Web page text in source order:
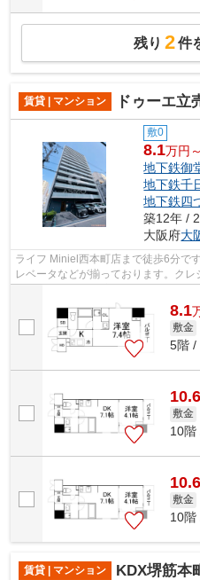
残り 2件
賃貸 | マンション ドゥーエ立
敷0
8.1万円～
地下鉄御
地下鉄千
地下鉄四
築12年 /
大阪府大
ライフ Miniel西本町店まで徒歩6分で
レベータなどが揃っております。ク
8.1
敷金
5階 /
敷金
10階
敷金
10階
賃貸 | マンション KDX堺筋本